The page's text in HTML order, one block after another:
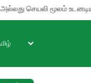
மூலம் உடனடியாக